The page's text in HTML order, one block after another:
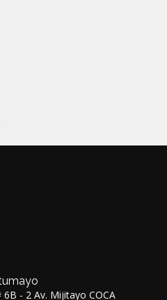
6B - 2 Av. Mijitayo COCA